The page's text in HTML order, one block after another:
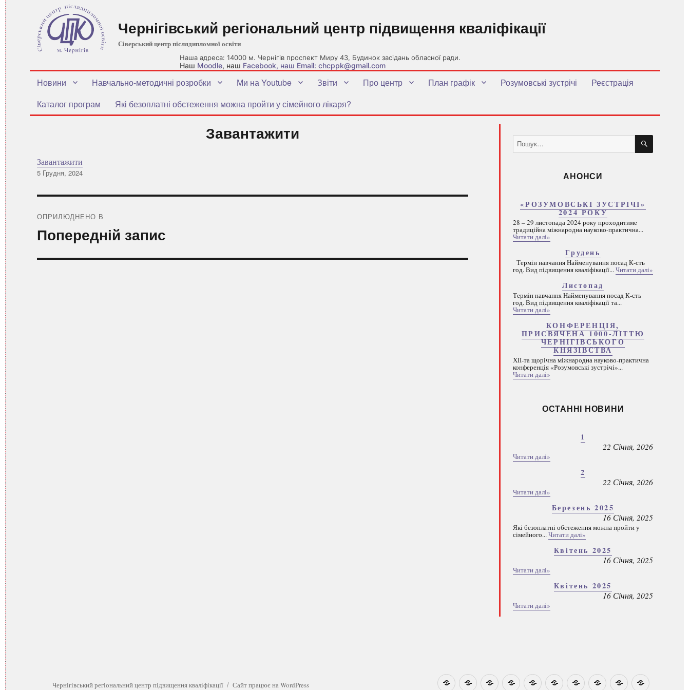
Наша адреса: 14000 м. Чернігів проспект Миру 43, Будинок засідань обласної ради.
Наш Moodle, наш Facebook, наш Email: chcppk@gmail.com
Чернігівський регіональний центр підвищення кваліфікації
Сіверський центр післядипломної освіти
Новини Навчально-методичні розробки Ми на Youtube Звіти Про центр План графік Розумовські зустрічі
Реєстрація
Каталог програм
Які безоплатні обстеження можна пройти у сімейного лікаря?
Завантажити
Завантажити
Оприлюднено
5 Грудня, 2024
записів
ОПРИЛЮДНЕНО В
Попередній запис
Пошук
за
ШУКАТИ
АНОНСИ
«РОЗУМОВСЬКІ ЗУСТРІЧІ»
2024 РОКУ
28 – 29 листопада 2024 року проходитиме
традиційна міжнародна науково-практична...
Читати далі»
Грудень
Термін навчання Найменування посад К-сть
год. Вид підвищення кваліфікації...Читати далі»
Листопад
Термін навчання Найменування посад К-сть
год. Вид підвищення кваліфікації та...
Читати далі»
КОНФЕРЕНЦІЯ,
ПРИСВЯЧЕНА 1000-ЛІТТЮ
ЧЕРНІГІВСЬКОГО
КНЯЗІВСТВА
ХІІ-та щорічна міжнародна науково-практична
конференція «Розумовські зустрічі»...
Читати далі»
ОСТАННІ НОВИНИ
1
22 Січня, 2026
Читати далі»
2
22 Січня, 2026
Читати далі»
Березень 2025
16 Січня, 2025
Які безоплатні обстеження можна пройти у
сімейного...Читати далі»
Квітень 2025
16 Січня, 2025
Читати далі»
Квітень 2025
16 Січня, 2025
Читати далі»
НовиниНавчально-
Ми
Звіти Про
План Розумовські
Реєстрація
КаталогЯкі
Чернігівський регіональний центр підвищення кваліфікації Сайт працює на WordPress